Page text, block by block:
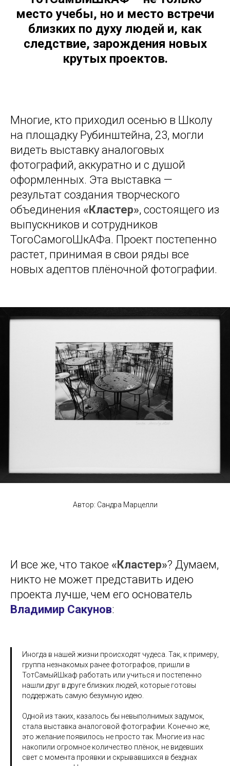
место учебы, но и место встречи
близких по духу людей и, как
следствие, зарождения новых
крутых проектов.
Многие, кто приходил осенью в Школу
на площадку Рубинштейна, 23, могли
видеть выставку аналоговых
фотографий, аккуратно и с душой
оформленных. Эта выставка —
результат создания творческого
объединения «Кластер», состоящего из
выпускников и сотрудников
ТогоСамогоШкАФа. Проект постепенно
растет, принимая в свои ряды все
новых адептов плёночной фотографии.
Автор: Сандра Марцелли
И все же, что такое «Кластер»? Думаем,
никто не может представить идею
проекта лучше, чем его основатель
Владимир Сакунов:
Иногда в нашей жизни происходят чудеса. Так, к примеру,
группа незнакомых ранее фотографов, пришли в
ТотСамыйШкаф работать или учиться и постепенно
нашли друг в друге близких людей, которые готовы
поддержать самую безумную идею.
Одной из таких, казалось бы невыполнимых задумок,
стала выставка аналоговой фотографии. Конечно же,
это желание появилось не просто так. Многие из нас
накопили огромное количество плёнок, не видевших
свет с момента проявки и скрывавшихся в безднах